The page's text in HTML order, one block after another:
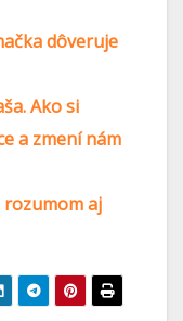
dôveruje
Ako si
a zmení nám
rozumom aj